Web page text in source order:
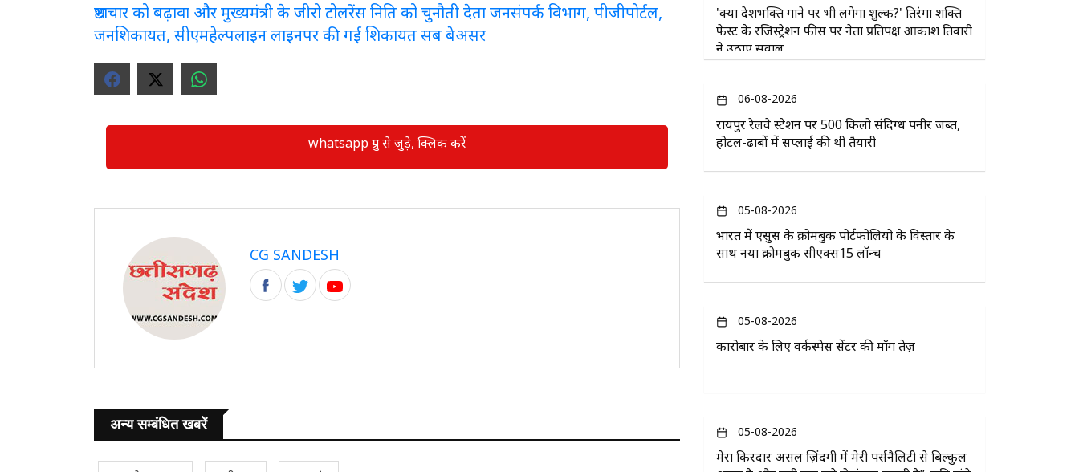
भ्रष्टाचार को बढ़ावा और मुख्यमंत्री के जीरो टोलरेंस निति को चुनौती देता जनसंपर्क विभाग, पीजीपोर्टल,
जनशिकायत, सीएमहेल्पलाइन लाइनपर की गई शिकायत सब बेअसर
whatsapp ग्रुप से जुड़े, क्लिक करें
CG SANDESH
अन्य सम्बंधित खबरें
'क्या देशभक्ति गाने पर भी लगेगा शुल्क?' तिरंगा शक्ति
फेस्ट के रजिस्ट्रेशन फीस पर नेता प्रतिपक्ष आकाश तिवारी
ने उठाए सवाल
06-08-2026
रायपुर रेलवे स्टेशन पर 500 किलो संदिग्ध पनीर जब्त,
होटल-ढाबों में सप्लाई की थी तैयारी
05-08-2026
भारत में एसुस के क्रोमबुक पोर्टफोलियो के विस्तार के
साथ नया क्रोमबुक सीएक्स15 लॉन्च
05-08-2026
कारोबार के लिए वर्कस्पेस सेंटर की माँग तेज़
05-08-2026
मेरा किरदार असल ज़िंदगी में मेरी पर्सनैलिटी से बिल्कुल